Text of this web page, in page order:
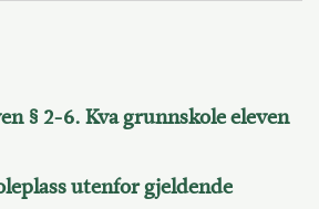
§ 2-6. Kva grunnskole eleven
utenfor gjeldende